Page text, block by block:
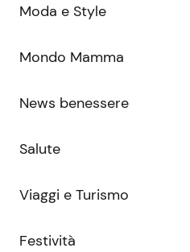
Moda e Style
Mondo Mamma
News benessere
Salute
Viaggi e Turismo
Festività